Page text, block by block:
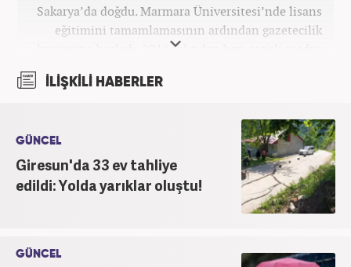
Sakarya’da doğdu. Marmara Üniversitesi’nde lisans
eğitimini tamamlamasının ardından gazetecilik
kariyerine başladı. 2016 yılından beri çeşitli medya
itibaren Haber7’de ‘gündem editörü’ olarak
İLİŞKİLİ HABERLER
GÜNCEL
Giresun'da 33 ev tahliye
edildi: Yolda yarıklar oluştu!
GÜNCEL